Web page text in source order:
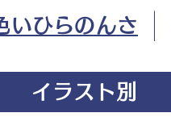
いひらのんさ
イラスト別